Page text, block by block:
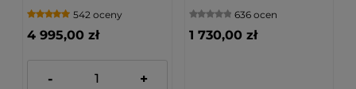
542 oceny
4 995,00 zł
- +
636 ocen
1 730,00 zł